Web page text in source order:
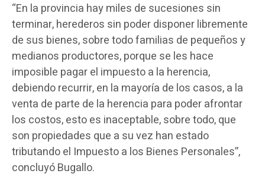
“En la provincia hay miles de sucesiones sin
terminar, herederos sin poder disponer libremente
de sus bienes, sobre todo familias de pequeños y
medianos productores, porque se les hace
imposible pagar el impuesto a la herencia,
debiendo recurrir, en la mayoría de los casos, a la
venta de parte de la herencia para poder afrontar
los costos, esto es inaceptable, sobre todo, que
son propiedades que a su vez han estado
tributando el Impuesto a los Bienes Personales”,
concluyó Bugallo.